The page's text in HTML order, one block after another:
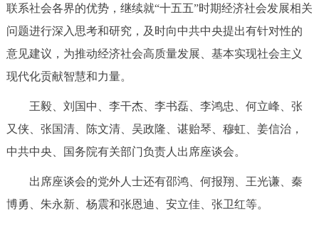
联系社会各界的优势，继续就“十五五”时期经济社会发展相关
问题进行深入思考和研究，及时向中共中央提出有针对性的
意见建议，为推动经济社会高质量发展、基本实现社会主义
现代化贡献智慧和力量。
王毅、刘国中、李干杰、李书磊、李鸿忠、何立峰、张
又侠、张国清、陈文清、吴政隆、谌贻琴、穆虹、姜信治，
中共中央、国务院有关部门负责人出席座谈会。
出席座谈会的党外人士还有邵鸿、何报翔、王光谦、秦
博勇、朱永新、杨震和张恩迪、安立佳、张卫红等。